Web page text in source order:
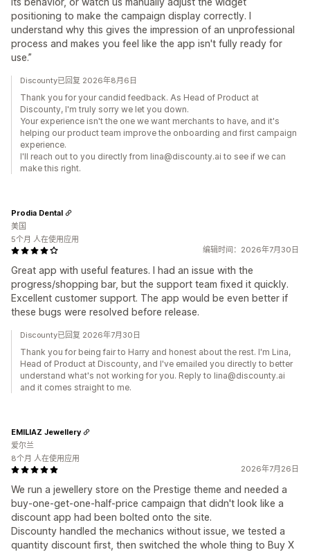
positioning to make the campaign display correctly. I
understand why this gives the impression of an unprofessional
process and makes you feel like the app isn't fully ready for
use.”
Discounty已回复 2026年8月6日
Thank you for your candid feedback. As Head of Product at
Discounty, I'm truly sorry we let you down.
Your experience isn't the one we want merchants to have, and it's
helping our product team improve the onboarding and first campaign
experience.
I'll reach out to you directly from lina@discounty.ai to see if we can
make this right.
编辑时间：2026年7月30日
Great app with useful features. I had an issue with the
progress/shopping bar, but the support team fixed it quickly.
Excellent customer support. The app would be even better if
these bugs were resolved before release.
Prodia Dental
美国
5个月 人在使用应用
Discounty已回复 2026年7月30日
Thank you for being fair to Harry and honest about the rest. I'm Lina,
Head of Product at Discounty, and I've emailed you directly to better
understand what's not working for you. Reply to lina@discounty.ai
and it comes straight to me.
2026年7月26日
We run a jewellery store on the Prestige theme and needed a
buy-one-get-one-half-price campaign that didn't look like a
discount app had been bolted onto the site.
Discounty handled the mechanics without issue, we tested a
quantity discount first, then switched the whole thing to Buy X
EMILIAZ Jewellery
爱尔兰
8个月 人在使用应用